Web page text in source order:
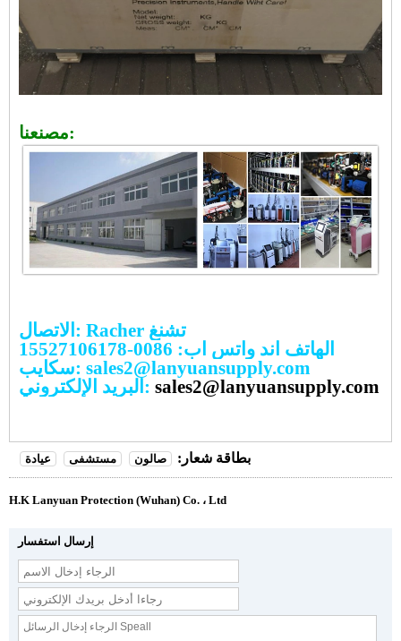
مصنعنا:
الاتصال: Racher تشنغ
الهاتف اند واتس اب: 0086-15527106178
سكايب: sales2@lanyuansupply.com
البريد الإلكتروني: sales2@lanyuansupply.com
بطاقة شعار: صالون مستشفى عيادة
H.K Lanyuan Protection (Wuhan) Co. ، Ltd
إرسال استفسار